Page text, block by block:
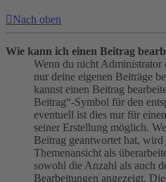
Nach oben
Wie kann ich einen Beitrag
Wenn du nicht Administrator
nur deine eigenen Beiträge
kannst einen Beitrag
Beitrag“-Symbol für den
eventuell ist dies nur für
seiner Erstellung möglich.
Beitrag geantwortet hat,
Themenansicht als
sowohl die Anzahl als auch
Bearbeitungen angezeigt.